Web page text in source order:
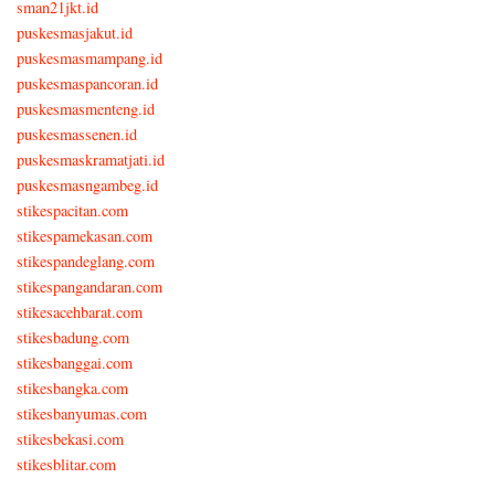
sman21jkt.id
puskesmasjakut.id
puskesmasmampang.id
puskesmaspancoran.id
puskesmasmenteng.id
puskesmassenen.id
puskesmaskramatjati.id
puskesmasngambeg.id
stikespacitan.com
stikespamekasan.com
stikespandeglang.com
stikespangandaran.com
stikesacehbarat.com
stikesbadung.com
stikesbanggai.com
stikesbangka.com
stikesbanyumas.com
stikesbekasi.com
stikesblitar.com